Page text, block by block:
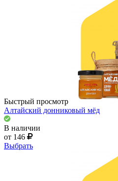
Быстрый просмотр
Алтайский донниковый мёд
В наличии
от 146
Выбрать